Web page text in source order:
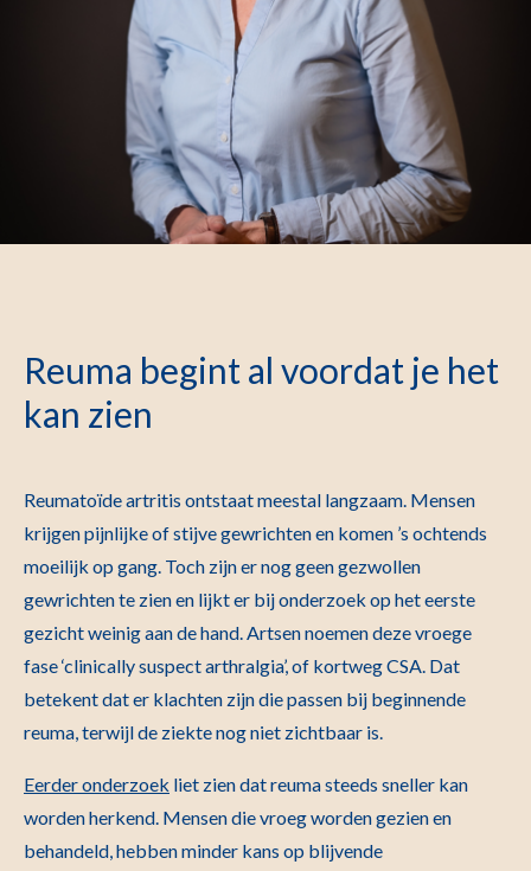
Reuma begint al voordat je het
kan zien
Reumatoïde artritis ontstaat meestal langzaam. Mensen
krijgen pijnlijke of stijve gewrichten en komen ’s ochtends
moeilijk op gang. Toch zijn er nog geen gezwollen
gewrichten te zien en lijkt er bij onderzoek op het eerste
gezicht weinig aan de hand. Artsen noemen deze vroege
fase ‘clinically suspect arthralgia’, of kortweg CSA. Dat
betekent dat er klachten zijn die passen bij beginnende
reuma, terwijl de ziekte nog niet zichtbaar is.
Eerder onderzoek liet zien dat reuma steeds sneller kan
worden herkend. Mensen die vroeg worden gezien en
behandeld, hebben minder kans op blijvende